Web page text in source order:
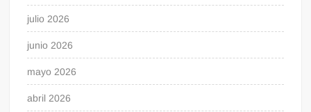
julio 2026
junio 2026
mayo 2026
abril 2026